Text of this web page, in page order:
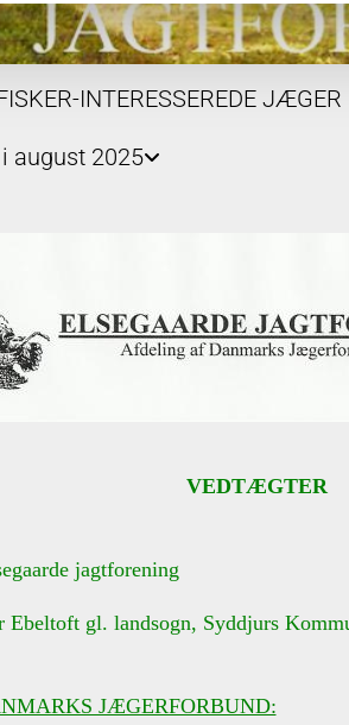
INTERESSEREDE JÆGER
august 2025
VEDTÆGTER
jagtforening
Ebeltoft gl. landsogn, Syddjurs
JÆGERFORBUND: